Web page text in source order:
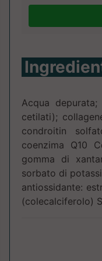
Acqua
cetilati);
condroitin
coenzima Q10
gomma di
sorbato di
antiossidante:
(colecalciferolo)